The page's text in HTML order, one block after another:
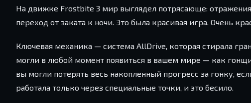
На движке Frostbite 3 мир выглядел потрясающе:
переход от заката к ночи. Это была красивая игра. Очень
Ключевая механика — система AllDrive, которая стирала
могли в любой момент появиться в вашем мире — как
вы могли потерять весь накопленный прогресс за гонку,
работала только через специальные точки, и это бесило.